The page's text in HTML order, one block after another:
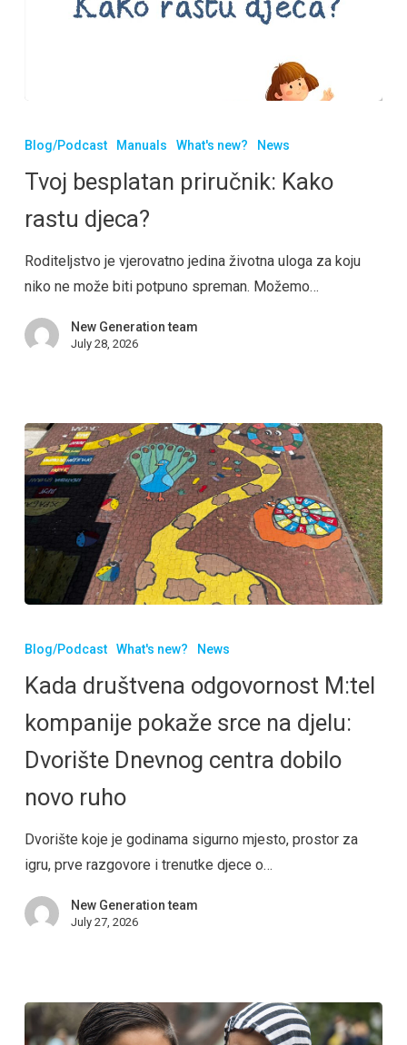
Blog/Podcast Manuals What's new? News
Tvoj besplatan priručnik: Kako
rastu djeca?
Roditeljstvo je vjerovatno jedina životna uloga za koju
niko ne može biti potpuno spreman. Možemo…
New Generation team
July 28, 2026
Blog/Podcast What's new? News
Kada društvena odgovornost M:tel
kompanije pokaže srce na djelu:
Dvorište Dnevnog centra dobilo
novo ruho
Dvorište koje je godinama sigurno mjesto, prostor za
igru, prve razgovore i trenutke djece o…
New Generation team
July 27, 2026